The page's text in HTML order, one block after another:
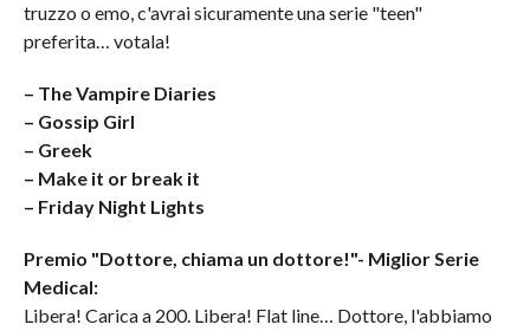
truzzo o emo, c'avrai sicuramente una serie "teen"
preferita… votala!
– The Vampire Diaries
– Gossip Girl
– Greek
– Make it or break it
– Friday Night Lights
Premio "Dottore, chiama un dottore!"- Miglior Serie
Medical:
Libera! Carica a 200. Libera! Flat line… Dottore, l'abbiamo